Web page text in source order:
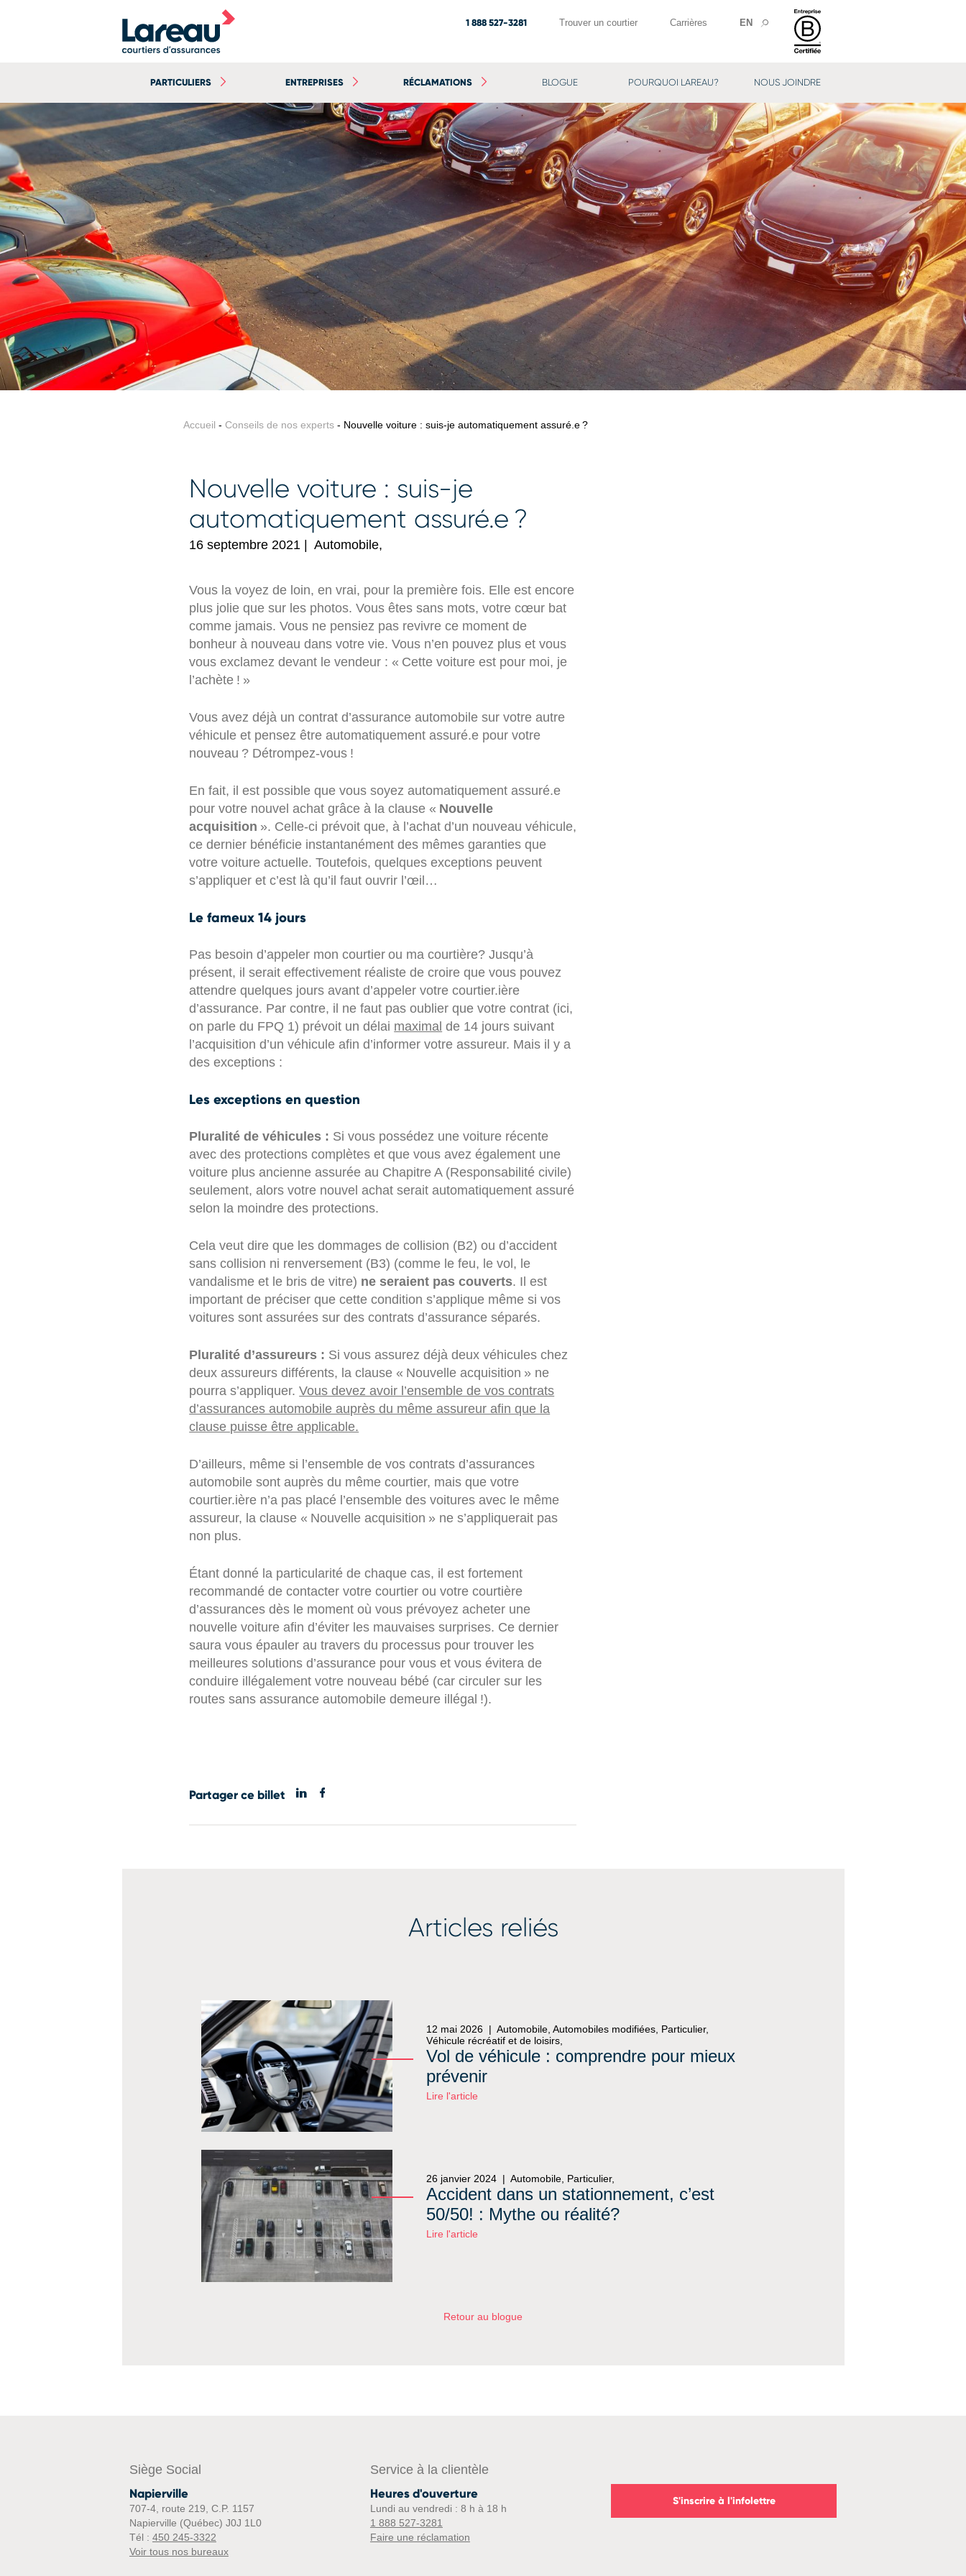
1 888 527-3281 Trouver un courtier Carrières EN
PARTICULIERS ENTREPRISES RÉCLAMATIONS BLOGUE POURQUOI LAREAU? NOUS JOINDRE
Accueil - Conseils de nos experts- Nouvelle voiture : suis-je automatiquement assuré.e ?
Nouvelle voiture : suis-je
automatiquement assuré.e ?
16 septembre 2021 |Automobile,
Vous la voyez de loin, en vrai, pour la première fois. Elle est encore
plus jolie que sur les photos. Vous êtes sans mots, votre cœur bat
comme jamais. Vous ne pensiez pas revivre ce moment de
bonheur à nouveau dans votre vie. Vous n’en pouvez plus et vous
vous exclamez devant le vendeur : « Cette voiture est pour moi, je
l’achète ! »
Vous avez déjà un contrat d’assurance automobile sur votre autre
véhicule et pensez être automatiquement assuré.e pour votre
nouveau ? Détrompez-vous !
En fait, il est possible que vous soyez automatiquement assuré.e
pour votre nouvel achat grâce à la clause « Nouvelle
acquisition ». Celle-ci prévoit que, à l’achat d’un nouveau véhicule,
ce dernier bénéficie instantanément des mêmes garanties que
votre voiture actuelle. Toutefois, quelques exceptions peuvent
s’appliquer et c’est là qu’il faut ouvrir l’œil…
Le fameux 14 jours
Pas besoin d’appeler mon courtier ou ma courtière? Jusqu’à
présent, il serait effectivement réaliste de croire que vous pouvez
attendre quelques jours avant d’appeler votre courtier.ière
d’assurance. Par contre, il ne faut pas oublier que votre contrat (ici,
on parle du FPQ 1) prévoit un délai maximal de 14 jours suivant
l’acquisition d’un véhicule afin d’informer votre assureur. Mais il y a
des exceptions :
Les exceptions en question
Pluralité de véhicules : Si vous possédez une voiture récente
avec des protections complètes et que vous avez également une
voiture plus ancienne assurée au Chapitre A (Responsabilité civile)
seulement, alors votre nouvel achat serait automatiquement assuré
selon la moindre des protections.
Cela veut dire que les dommages de collision (B2) ou d’accident
sans collision ni renversement (B3) (comme le feu, le vol, le
vandalisme et le bris de vitre) ne seraient pas couverts. Il est
important de préciser que cette condition s’applique même si vos
voitures sont assurées sur des contrats d’assurance séparés.
Pluralité d’assureurs : Si vous assurez déjà deux véhicules chez
deux assureurs différents, la clause « Nouvelle acquisition » ne
pourra s’appliquer.Vous devez avoir l’ensemble de vos contrats
d’assurances automobile auprès du même assureur afin que la
clause puisse être applicable.
D’ailleurs, même si l’ensemble de vos contrats d’assurances
automobile sont auprès du même courtier, mais que votre
courtier.ière n’a pas placé l’ensemble des voitures avec le même
assureur, la clause « Nouvelle acquisition » ne s’appliquerait pas
non plus.
Étant donné la particularité de chaque cas, il est fortement
recommandé de contacter votre courtier ou votre courtière
d’assurances dès le moment où vous prévoyez acheter une
nouvelle voiture afin d’éviter les mauvaises surprises. Ce dernier
saura vous épauler au travers du processus pour trouver les
meilleures solutions d’assurance pour vous et vous évitera de
conduire illégalement votre nouveau bébé (car circuler sur les
routes sans assurance automobile demeure illégal !).
Partager ce billet
Articles reliés
12 mai 2026 | Automobile, Automobiles modifiées, Particulier,
Véhicule récréatif et de loisirs,
Vol de véhicule : comprendre pour mieux
prévenir
Lire l'article
26 janvier 2024 | Automobile, Particulier,
Accident dans un stationnement, c’est
50/50! : Mythe ou réalité?
Lire l'article
Retour au blogue
Siège Social
Napierville
707-4, route 219, C.P. 1157
Napierville (Québec) J0J 1L0
Tél : 450 245-3322
Voir tous nos bureaux
Service à la clientèle
Heures d'ouverture
Lundi au vendredi : 8 h à 18 h
1 888 527-3281
Faire une réclamation
S'inscrire à l'infolettre